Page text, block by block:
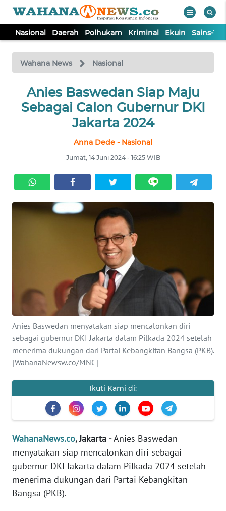
Nasional Daerah Polhukam Kriminal Ekuin Sains-
Wahana News Nasional
Anies Baswedan Siap Maju
Sebagai Calon Gubernur DKI
Jakarta 2024
Anna Dede - Nasional
Jumat, 14 Juni 2024 - 16:25 WIB
Anies Baswedan menyatakan siap mencalonkan diri
sebagai gubernur DKI Jakarta dalam Pilkada 2024 setelah
menerima dukungan dari Partai Kebangkitan Bangsa (PKB).
[WahanaNewsw.co/MNC]
Ikuti Kami di:
WahanaNews.co, Jakarta -Anies Baswedan
menyatakan siap mencalonkan diri sebagai
gubernur DKI Jakarta dalam Pilkada 2024 setelah
menerima dukungan dari Partai Kebangkitan
Bangsa (PKB).
TV
Tutup
NASIONAL
KRIMINAL
EKUIN
INTERNASIONAL
SERBA-SERBI
PENDIDIKAN
Informasi
INDEKS
BERITA